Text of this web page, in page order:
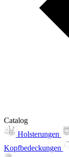
Catalog
Holsterungen
Kopfbedeckungen